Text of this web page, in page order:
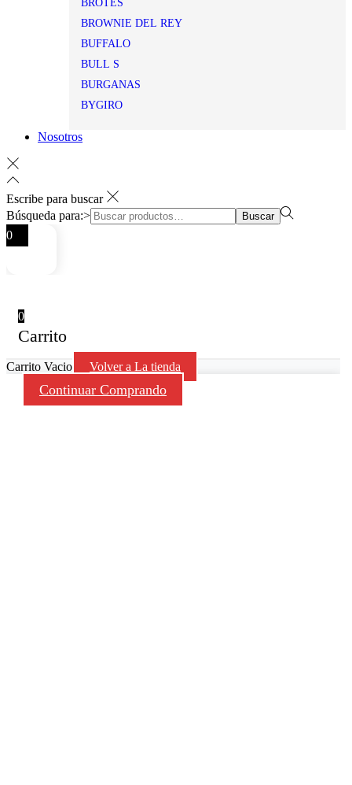
BROTES
BROWNIE DEL REY
BUFFALO
BULL S
BURGANAS
BYGIRO
Nosotros
Escribe para buscar
Búsqueda para:>
Buscar
0
0
Carrito
Carrito Vacio Volver a La tienda
Continuar Comprando